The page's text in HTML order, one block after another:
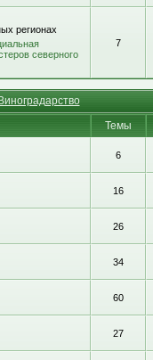
регионах
северного
7
Виноградарство
Темы
6
16
26
34
60
27